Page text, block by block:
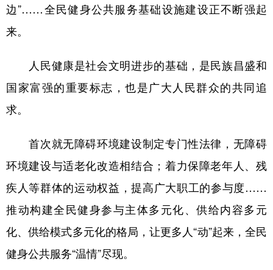
边”……全民健身公共服务基础设施建设正不断强起
来。
人民健康是社会文明进步的基础，是民族昌盛和
国家富强的重要标志，也是广大人民群众的共同追
求。
首次就无障碍环境建设制定专门性法律，无障碍
环境建设与适老化改造相结合；着力保障老年人、残
疾人等群体的运动权益，提高广大职工的参与度……
推动构建全民健身参与主体多元化、供给内容多元
化、供给模式多元化的格局，让更多人“动”起来，全民
健身公共服务“温情”尽现。